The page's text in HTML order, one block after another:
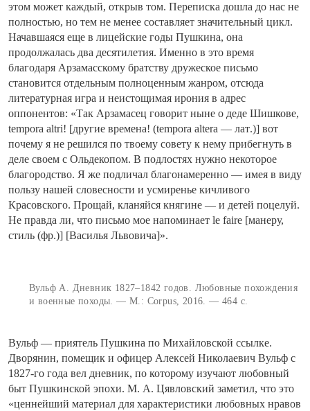
этом может каждый, открыв том. Переписка дошла до нас не
полностью, но тем не менее составляет значительный цикл.
Начавшаяся еще в лицейские годы Пушкина, она
продолжалась два десятилетия. Именно в это время
благодаря Арзамасскому братству дружеское письмо
становится отдельным полноценным жанром, отсюда
литературная игра и неистощимая ирония в адрес
оппонентов: «Так Арзамасец говорит ныне о деде Шишкове,
tempora altri! [другие времена! (tempora altera — лат.)] вот
почему я не решился по твоему совету к нему прибегнуть в
деле своем с Ольдекопом. В подлостях нужно некоторое
благородство. Я же подличал благонамеренно — имея в виду
пользу нашей словесности и усмиренье кичливого
Красовского. Прощай, кланяйся княгине — и детей поцелуй.
Не правда ли, что письмо мое напоминает le faire [манеру,
стиль (фр.)] [Василья Львовича]».
Вульф А. Дневник 1827–1842 годов. Любовные похождения
и военные походы. — М.: Corpus, 2016. — 464 с.
Вульф — приятель Пушкина по Михайловской ссылке.
Дворянин, помещик и офицер Алексей Николаевич Вульф с
1827-го года вел дневник, по которому изучают любовный
быт Пушкинской эпохи. М. А. Цявловский заметил, что это
«ценнейший материал для характеристики любовных нравов